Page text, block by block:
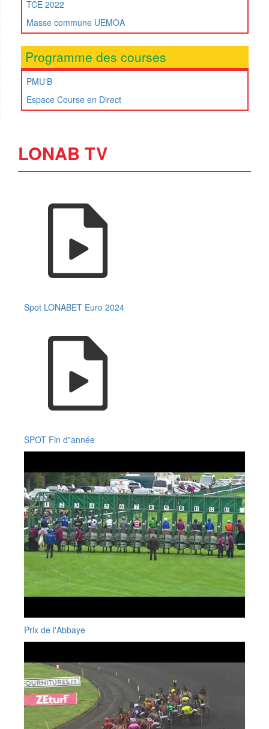
TCE 2022
Masse commune UEMOA
Programme des courses
PMU'B
Espace Course en Direct
LONAB TV
Spot LONABET Euro 2024
SPOT Fin d"année
Prix de l'Abbaye